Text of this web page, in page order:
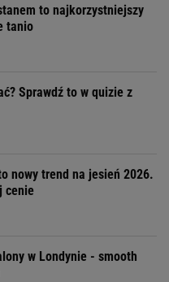
to najkorzystniejszy
tanio
Sprawdź to w quizie z
nowy trend na jesień 2026.
cenie
w Londynie - smooth